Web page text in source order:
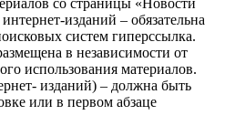
со страницы «Новости
изданий – обязательна
систем гиперссылка.
в независимости от
использования материалов.
изданий) – должна быть
или в первом абзаце